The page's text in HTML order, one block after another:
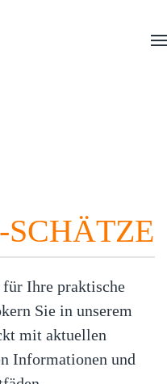
Ihre praktische
Sie in unserem
mit aktuellen
Informationen und